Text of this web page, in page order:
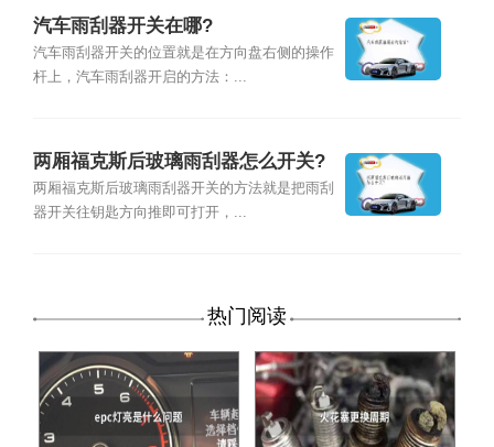
汽车雨刮器开关在哪?
汽车雨刮器开关的位置就是在方向盘右侧的操作
杆上，汽车雨刮器开启的方法：...
两厢福克斯后玻璃雨刮器怎么开关?
两厢福克斯后玻璃雨刮器开关的方法就是把雨刮
器开关往钥匙方向推即可打开，...
热门阅读